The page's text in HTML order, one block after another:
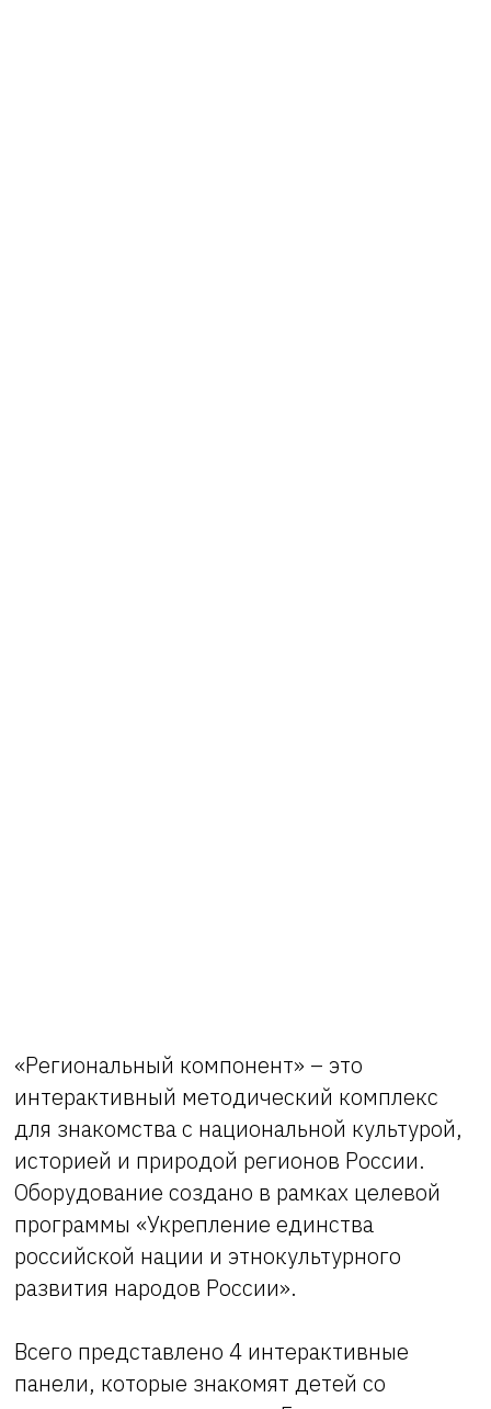
«Региональный компонент» – это
интерактивный методический комплекс
для знакомства с национальной культурой,
историей и природой регионов России.
Оборудование создано в рамках целевой
программы «Укрепление единства
российской нации и этнокультурного
развития народов России».
Всего представлено 4 интерактивные
панели, которые знакомят детей со